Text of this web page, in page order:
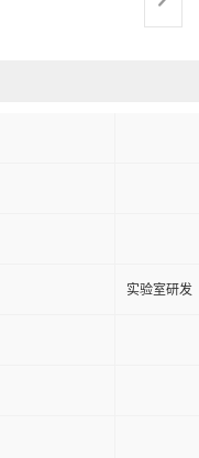
实验室研发